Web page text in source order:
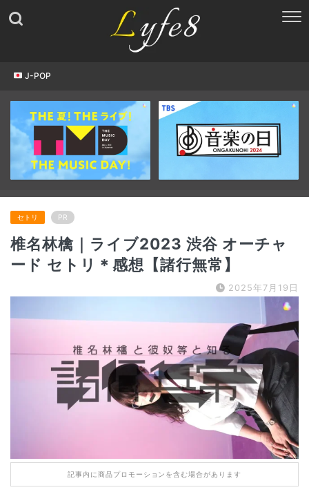
J-POP
セトリ PR
椎名林檎｜ライブ2023 渋谷 オーチャ
ード セトリ＊感想【諸行無常】
2025年7月19日
記事内に商品プロモーションを含む場合があります